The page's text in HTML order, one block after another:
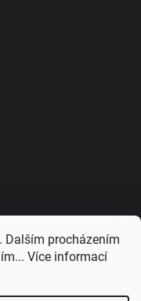
Dalším procházením
Více informací